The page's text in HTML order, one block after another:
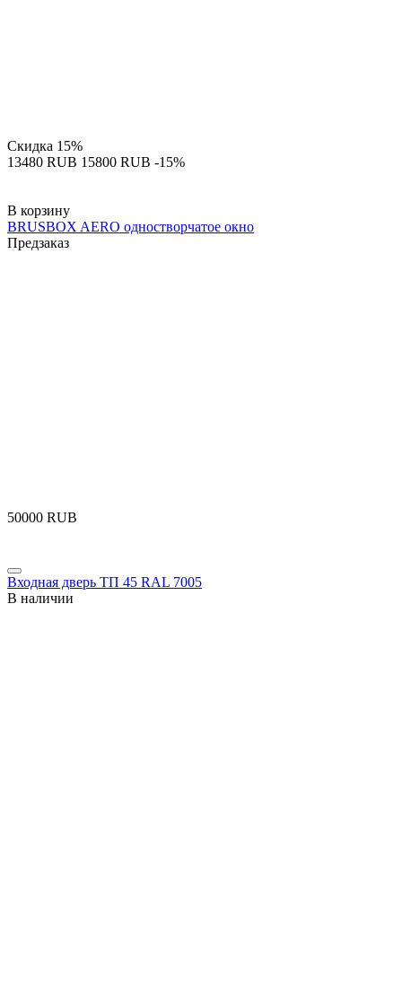
Скидка 15%
‍13480‍ RUB ‍15800‍ RUB -15%
В корзину
BRUSBOX AERO одностворчатое окно
Предзаказ
‍50000‍ RUB
Входная дверь ТП 45 RAL 7005
В наличии